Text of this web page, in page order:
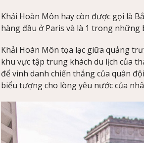
Khải Hoàn Môn hay còn được gọi là
hàng đầu ở Paris và là 1 trong
Khải Hoàn Môn tọa lạc giữa quảng
khu vực tập trung khách du lịch của
để vinh danh chiến thắng của quân
biểu tượng cho lòng yêu nước của